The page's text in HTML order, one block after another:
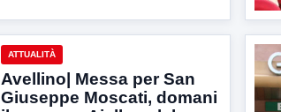
ATTUALITÀ
Avellino| Messa per San
Giuseppe Moscati, domani